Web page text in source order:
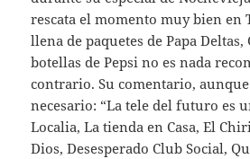
rescata el momento muy bien en
llena de paquetes de Papa
botellas de Pepsi no es nada
contrario. Su comentario,
necesario: “La tele del futuro es
Localia, La tienda en Casa, El
Dios, Desesperado Club Social,